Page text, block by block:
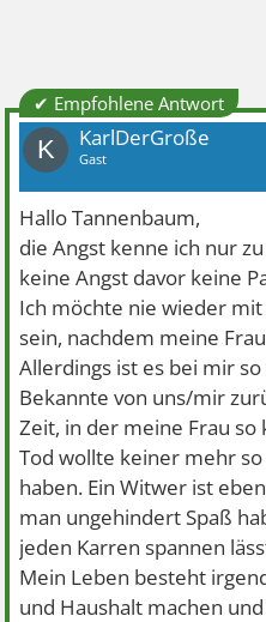
✔ Empfohlene Antwort
K KarlDerGroße
Gast
Hallo Tannenbaum,
die Angst kenne ich nur
keine Angst davor keine
Ich möchte nie wieder
sein, nachdem meine
Allerdings ist es bei mir
Bekannte von uns/mir
Zeit, in der meine Frau
Tod wollte keiner mehr
haben. Ein Witwer ist
man ungehindert Spaß
jeden Karren spannen
Mein Leben besteht
und Haushalt machen